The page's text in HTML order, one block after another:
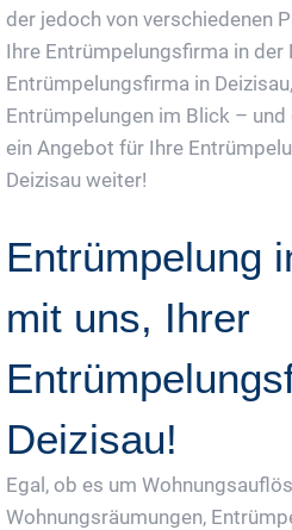
der jedoch von verschiedenen
Ihre Entrümpelungsfirma in der
Entrümpelungsfirma in
Entrümpelungen im Blick –
ein Angebot für Ihre
Deizisau weiter!
Entrümpelung
mit uns, Ihrer
Deizisau!
Egal, ob es um
Wohnungsräumungen,